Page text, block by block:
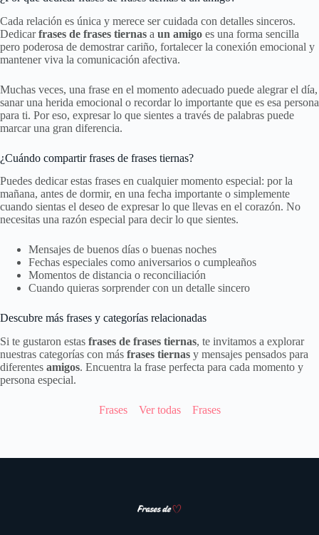
Cada relación es única y merece ser cuidada con detalles sinceros.
Dedicarfrases de frases tiernas a un amigo es una forma sencilla
pero poderosa de demostrar cariño, fortalecer la conexión emocional y
mantener viva la comunicación afectiva.
Muchas veces, una frase en el momento adecuado puede alegrar el día,
sanar una herida emocional o recordar lo importante que es esa persona
para ti. Por eso, expresar lo que sientes a través de palabras puede
marcar una gran diferencia.
¿Cuándo compartir frases de frases tiernas?
Puedes dedicar estas frases en cualquier momento especial: por la
mañana, antes de dormir, en una fecha importante o simplemente
cuando sientas el deseo de expresar lo que llevas en el corazón. No
necesitas una razón especial para decir lo que sientes.
Mensajes de buenos días o buenas noches
Fechas especiales como aniversarios o cumpleaños
Momentos de distancia o reconciliación
Cuando quieras sorprender con un detalle sincero
Descubre más frases y categorías relacionadas
Si te gustaron estas frases de frases tiernas, te invitamos a explorar
nuestras categorías con más frases tiernas y mensajes pensados para
diferentes amigos. Encuentra la frase perfecta para cada momento y
persona especial.
Frases Ver todas Frases